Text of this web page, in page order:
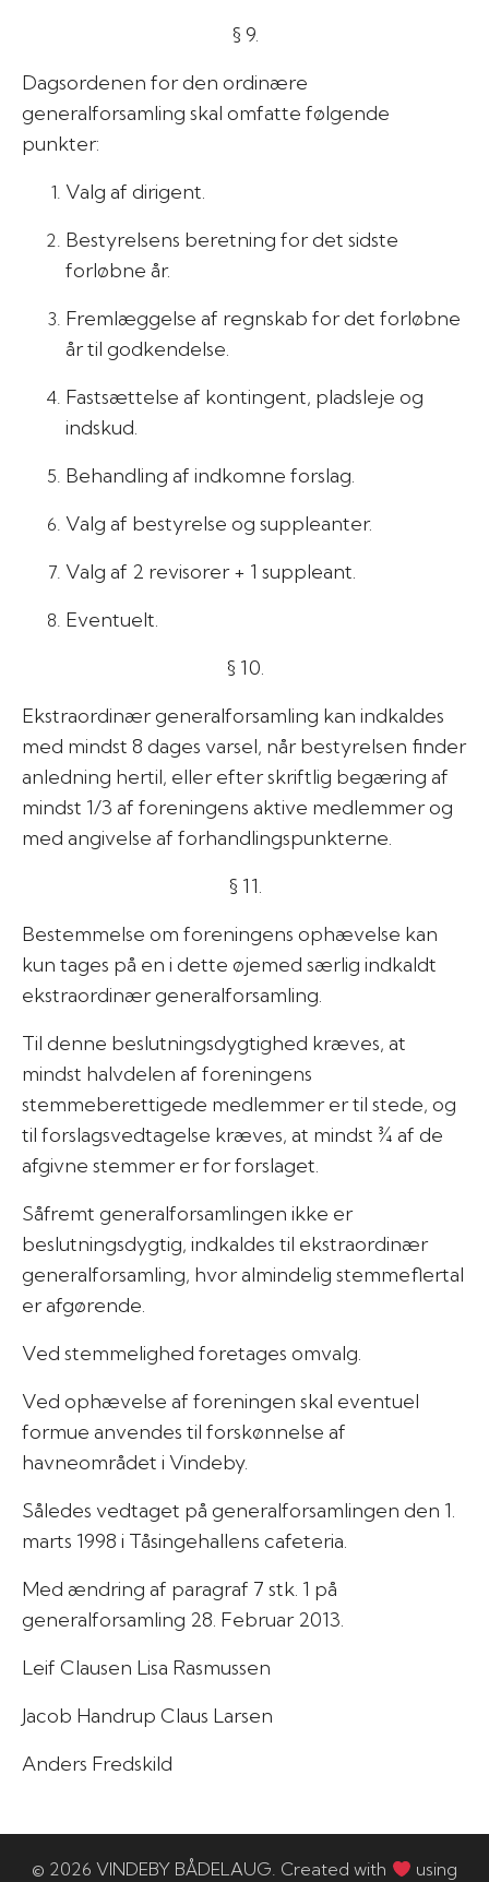
§ 9.
Dagsordenen for den ordinære
generalforsamling skal omfatte følgende
punkter:
Valg af dirigent.
Bestyrelsens beretning for det sidste
forløbne år.
Fremlæggelse af regnskab for det forløbne
år til godkendelse.
Fastsættelse af kontingent, pladsleje og
indskud.
Behandling af indkomne forslag.
Valg af bestyrelse og suppleanter.
Valg af 2 revisorer + 1 suppleant.
Eventuelt.
§ 10.
Ekstraordinær generalforsamling kan indkaldes
med mindst 8 dages varsel, når bestyrelsen finder
anledning hertil, eller efter skriftlig begæring af
mindst 1/3 af foreningens aktive medlemmer og
med angivelse af forhandlingspunkterne.
§ 11.
Bestemmelse om foreningens ophævelse kan
kun tages på en i dette øjemed særlig indkaldt
ekstraordinær generalforsamling.
Til denne beslutningsdygtighed kræves, at
mindst halvdelen af foreningens
stemmeberettigede medlemmer er til stede, og
til forslagsvedtagelse kræves, at mindst ¾ af de
afgivne stemmer er for forslaget.
Såfremt generalforsamlingen ikke er
beslutningsdygtig, indkaldes til ekstraordinær
generalforsamling, hvor almindelig stemmeflertal
er afgørende.
Ved stemmelighed foretages omvalg.
Ved ophævelse af foreningen skal eventuel
formue anvendes til forskønnelse af
havneområdet i Vindeby.
Således vedtaget på generalforsamlingen den 1.
marts 1998 i Tåsingehallens cafeteria.
Med ændring af paragraf 7 stk. 1 på
generalforsamling 28. Februar 2013.
Leif Clausen Lisa Rasmussen
Jacob Handrup Claus Larsen
Anders Fredskild
© 2026 VINDEBY BÅDELAUG. Created with using